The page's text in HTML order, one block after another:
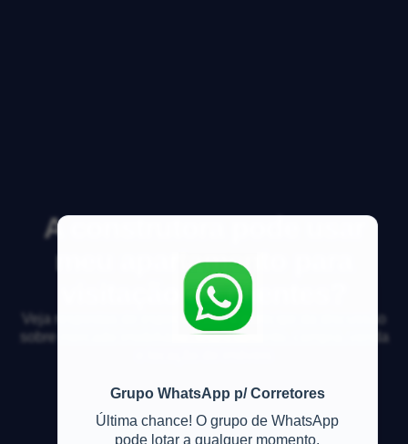
Grupo WhatsApp p/ Corretores
Última chance! O grupo de WhatsApp
pode lotar a qualquer momento.
A construtora pode usar
meu apartamento para
visitação de clientes?
Veja respostas de especialistas e participe da discussão
sobre mercado imobiliário, financiamento, compra, venda